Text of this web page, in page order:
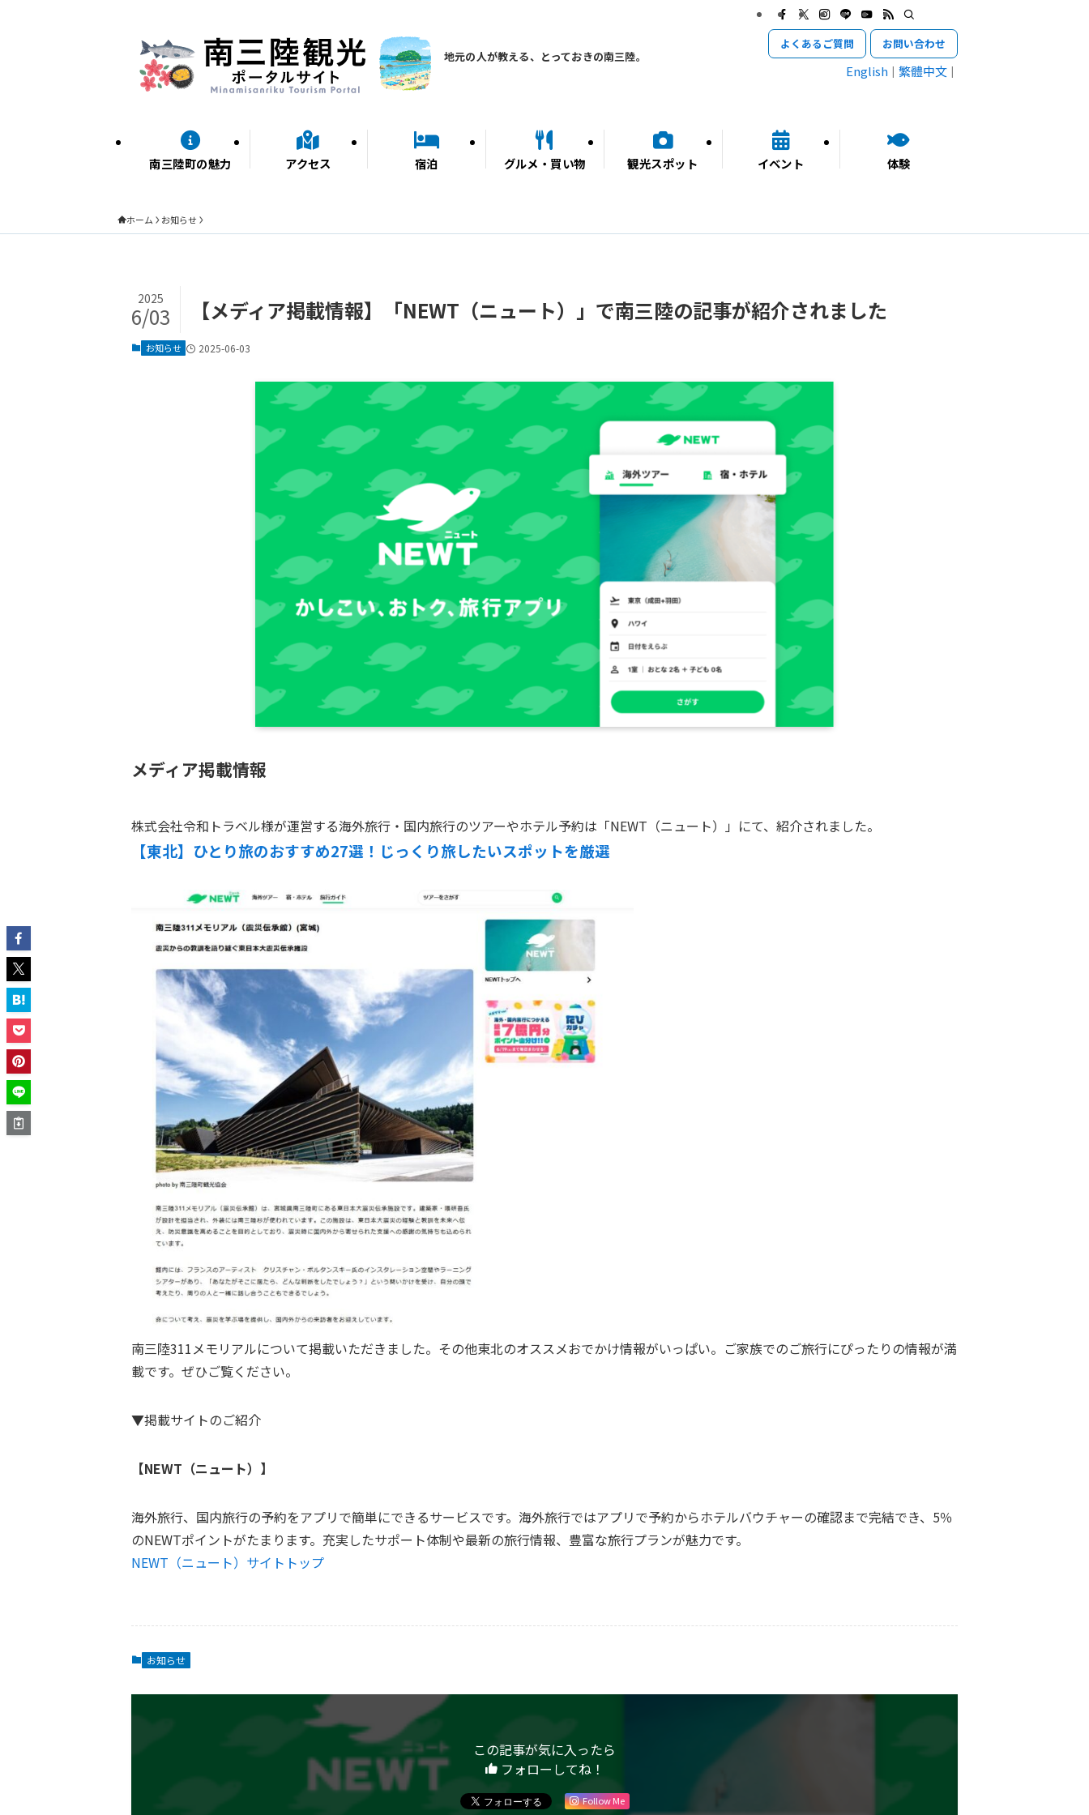
地元の人が教える、とっておきの南三陸。
南三陸町の魅力 アクセス 宿泊 グルメ・買い物 観光スポット イベント 体験
よくあるご質問 お問い合わせ
English 繁體中文
ホーム お知らせ
【メディア掲載情報】「NEWT（ニュート）」で南三陸の記事が紹介されました
2025
6/03
お知らせ 2025-06-03
メディア掲載情報
株式会社令和トラベル様が運営する海外旅行・国内旅行のツアーやホテル予約は「NEWT（ニュート）」にて、紹介されました。
【東北】ひとり旅のおすすめ27選！じっくり旅したいスポットを厳選
南三陸311メモリアルについて掲載いただきました。その他東北のオススメおでかけ情報がいっぱい。ご家族でのご旅行にぴったりの情報が満
載です。ぜひご覧ください。
▼掲載サイトのご紹介
【NEWT（ニュート）】
海外旅行、国内旅行の予約をアプリで簡単にできるサービスです。海外旅行ではアプリで予約からホテルバウチャーの確認まで完結でき、5％
のNEWTポイントがたまります。充実したサポート体制や最新の旅行情報、豊富な旅行プランが魅力です。
NEWT（ニュート）サイトトップ
お知らせ
この記事が気に入ったら
フォローしてね！
Follow Me